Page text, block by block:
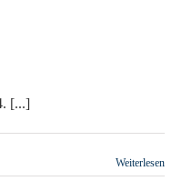
[...]
Weiterlesen